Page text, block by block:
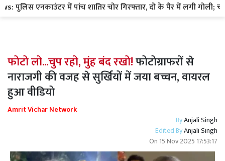
पुलिस एनकाउंटर में पांच शातिर चोर गिरफ्तार, दो के पैर में लगी गोली;
फोटो लो...चुप रहो, मुंह बंद रखो!फोटोग्राफरों से
नाराजगी की वजह से सुर्खियों में जया बच्चन, वायरल
हुआ वीडियो
Amrit Vichar Network
ByAnjali Singh
Edited ByAnjali Singh
On 15 Nov 2025 17:53:17